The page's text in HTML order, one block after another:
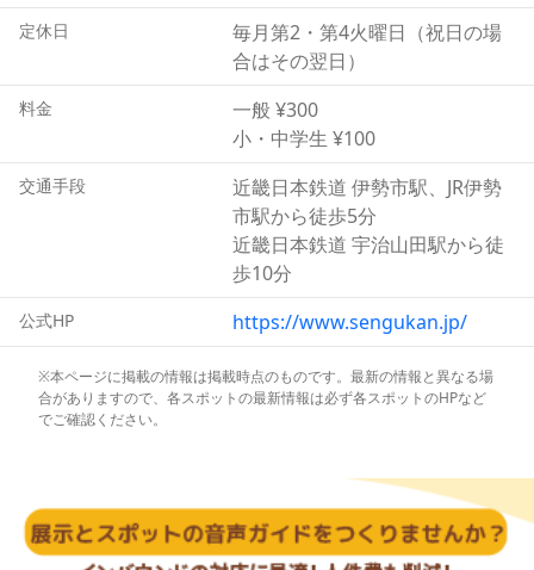
装束・装飾品なども全て新調されます。これらの実物を交
えた展示からは、古来受け継がれてきた、匠の高い技が見
新しい施設だけあり、神宮の儀式などをハイビジョン映像
で上映するせんぐうシアターや、情報検索コーナーも備
え、式年遷宮を深く知るには最適の施設です。
定休日
毎月第2・第4火曜日（祝日の場
合はその翌日）
料金
一般 ¥300
小・中学生 ¥100
交通手段
近畿日本鉄道 伊勢市駅、JR伊勢
市駅から徒歩5分
近畿日本鉄道 宇治山田駅から徒
歩10分
公式HP https://www.sengukan.jp/
※本ページに掲載の情報は掲載時点のものです。最新の情報と異なる場
合がありますので、各スポットの最新情報は必ず各スポットのHPなど
でご確認ください。